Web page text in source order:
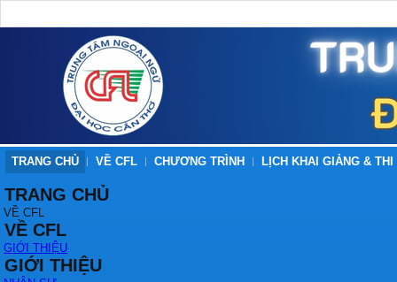
TRANG CHỦ VỀ CFL CHƯƠNG TRÌNH LỊCH KHAI GIẢNG & THI
TRANG CHỦ
VỀ CFL
VỀ CFL
GIỚI THIỆU
GIỚI THIỆU